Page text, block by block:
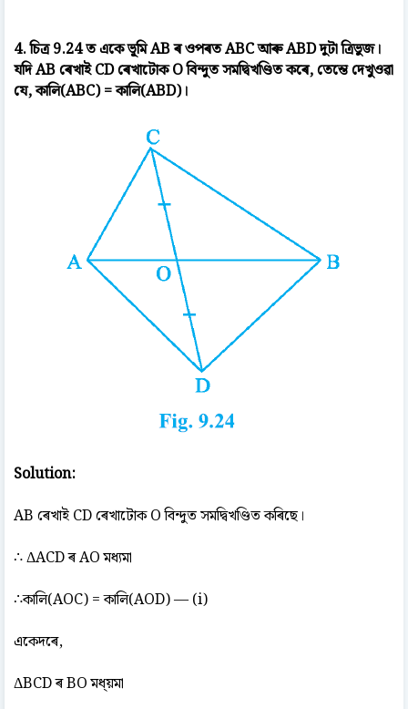
4. চিত্ৰ 9.24 ত একে ভূমি AB ৰ ওপৰত ABC আৰু ABD দুটা ত্ৰিভুজ।
যদি AB ৰেখাই CD ৰেখাটোক O বিন্দুত সমদ্বিখণ্ডিত কৰে, তেন্তে দেখুওৱা
যে, কালি(ABC) = কালি(ABD)।
Solution:
AB ৰেখাই CD ৰেখাটোক O বিন্দুত সমদ্বিখণ্ডিত কৰিছে।
∴ ΔACD ৰ AO মধ্যমা
∴কালি(AOC) = কালি(AOD) — (i)
একেদৰে,
ΔBCD ৰ BO মধ্য়মা